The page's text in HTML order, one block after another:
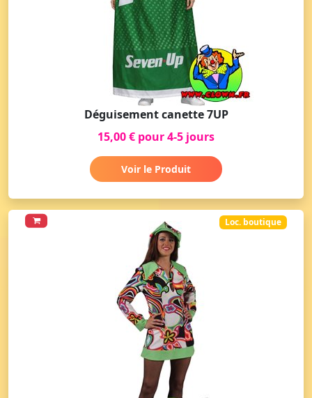
Déguisement canette 7UP
15,00 € pour 4-5 jours
Voir le Produit
Loc. boutique